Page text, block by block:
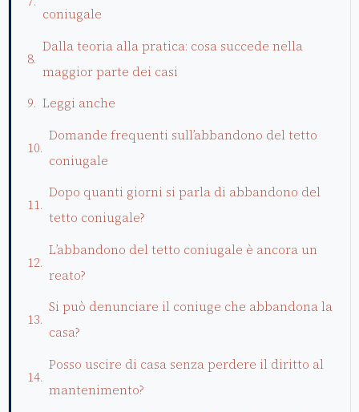
coniugale
Dalla teoria alla pratica: cosa succede nella
maggior parte dei casi
Leggi anche
Domande frequenti sull’abbandono del tetto
coniugale
Dopo quanti giorni si parla di abbandono del
tetto coniugale?
L’abbandono del tetto coniugale è ancora un
reato?
Si può denunciare il coniuge che abbandona la
casa?
Posso uscire di casa senza perdere il diritto al
mantenimento?